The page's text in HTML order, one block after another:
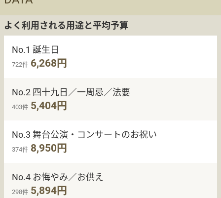
よく利用される用途と平均予算
No.1 誕生日
722件 6,268円
No.2 四十九日／一周忌／法要
403件 5,404円
No.3 舞台公演・コンサートのお祝い
374件 8,950円
No.4 お悔やみ／お供え
298件 5,894円